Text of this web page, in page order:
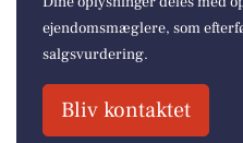
ejendomsmæglere, som
salgsvurdering.
Bliv kontaktet